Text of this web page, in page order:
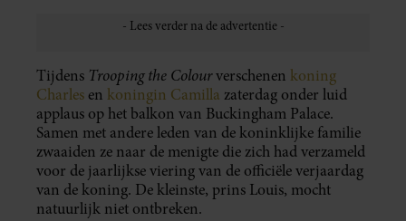
Tijdens Trooping the Colourverschenen koning
Charles en koningin Camilla zaterdag onder luid
applaus op het balkon van Buckingham Palace.
Samen met andere leden van de koninklijke familie
zwaaiden ze naar de menigte die zich had verzameld
voor de jaarlijkse viering van de officiële verjaardag
van de koning. De kleinste, prins Louis, mocht
natuurlijk niet ontbreken.